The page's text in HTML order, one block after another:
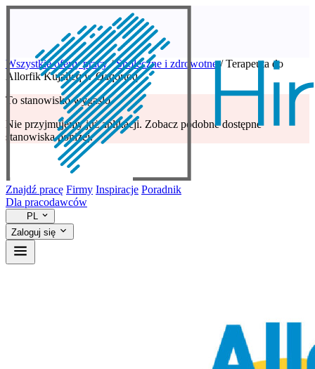
Znajdź pracę Firmy Inspiracje Poradnik
Dla pracodawców
PL
Zaloguj się
Wszystkie oferty pracy / Społeczne i zdrowotne / Terapeuta do
Allorfik Kujalleq w Qaqortoq
To stanowisko wygasło
Nie przyjmujemy już aplikacji. Zobacz podobne dostępne
stanowiska poniżej.